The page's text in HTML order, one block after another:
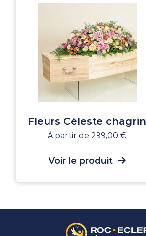
Fleurs Céleste chagrin
À partir de 299,00 €
Voir le produit